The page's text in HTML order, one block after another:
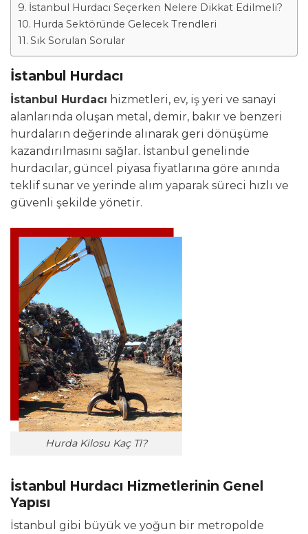
İstanbul Hurdacı Seçerken Nelere Dikkat Edilmeli?
Hurda Sektöründe Gelecek Trendleri
Sık Sorulan Sorular
İstanbul Hurdacı
İstanbul Hurdacı hizmetleri, ev, iş yeri ve sanayi
alanlarında oluşan metal, demir, bakır ve benzeri
hurdaların değerinde alınarak geri dönüşüme
kazandırılmasını sağlar. İstanbul genelinde
hurdacılar, güncel piyasa fiyatlarına göre anında
teklif sunar ve yerinde alım yaparak süreci hızlı ve
güvenli şekilde yönetir.
Hurda Kilosu Kaç Tl?
İstanbul Hurdacı Hizmetlerinin Genel
Yapısı
İstanbul gibi büyük ve yoğun bir metropolde